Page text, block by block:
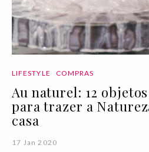
LIFESTYLE COMPRAS
Au naturel: 12
para trazer a
casa
17 Jan 2020